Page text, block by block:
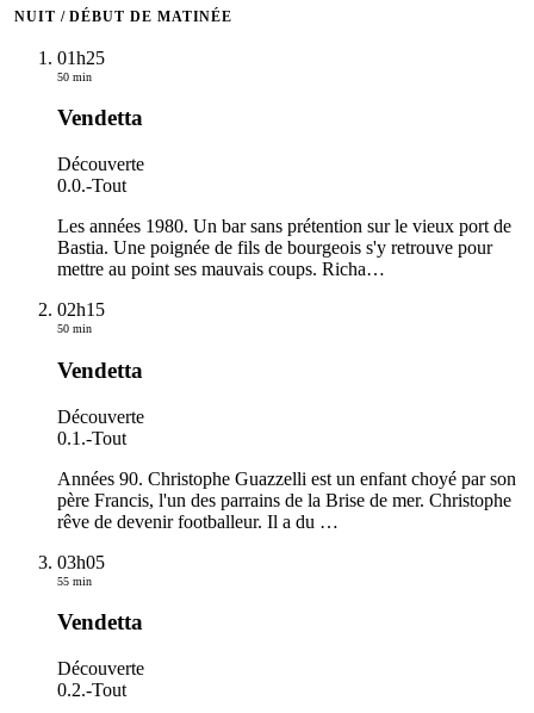
NUIT / DÉBUT DE MATINÉE
01h25
50 min
Vendetta
Découverte
0.0.-Tout
Les années 1980. Un bar sans prétention sur le vieux port de
Bastia. Une poignée de fils de bourgeois s'y retrouve pour
mettre au point ses mauvais coups. Richa…
02h15
50 min
Vendetta
Découverte
0.1.-Tout
Années 90. Christophe Guazzelli est un enfant choyé par son
père Francis, l'un des parrains de la Brise de mer. Christophe
rêve de devenir footballeur. Il a du …
03h05
55 min
Vendetta
Découverte
0.2.-Tout